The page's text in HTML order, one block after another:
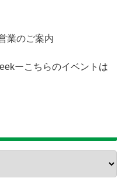
業のご案内
ーこちらのイベントは